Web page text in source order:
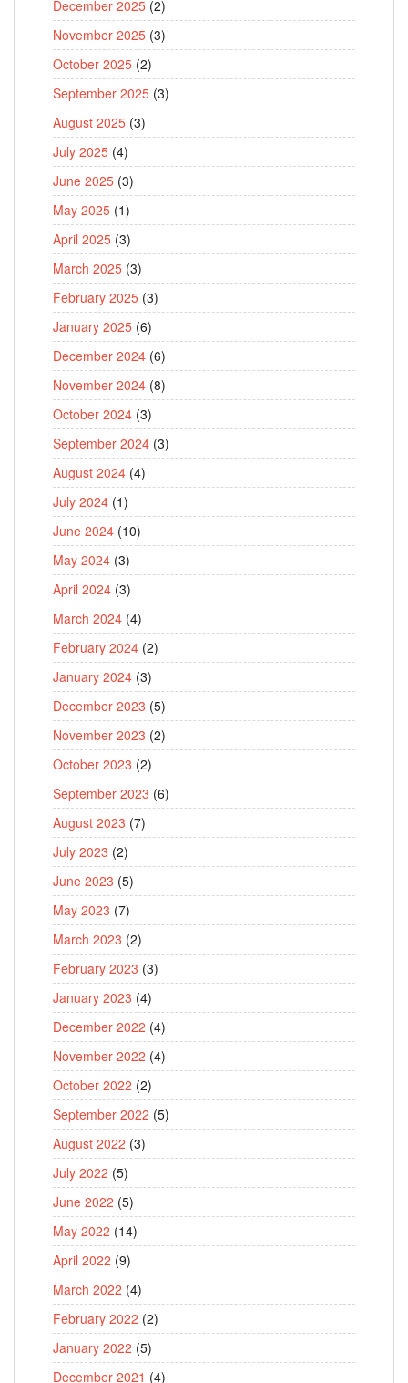
December 2025 (2)
November 2025 (3)
October 2025 (2)
September 2025 (3)
August 2025 (3)
July 2025 (4)
June 2025 (3)
May 2025 (1)
April 2025 (3)
March 2025 (3)
February 2025 (3)
January 2025 (6)
December 2024 (6)
November 2024 (8)
October 2024 (3)
September 2024 (3)
August 2024 (4)
July 2024 (1)
June 2024 (10)
May 2024 (3)
April 2024 (3)
March 2024 (4)
February 2024 (2)
January 2024 (3)
December 2023 (5)
November 2023 (2)
October 2023 (2)
September 2023 (6)
August 2023 (7)
July 2023 (2)
June 2023 (5)
May 2023 (7)
March 2023 (2)
February 2023 (3)
January 2023 (4)
December 2022 (4)
November 2022 (4)
October 2022 (2)
September 2022 (5)
August 2022 (3)
July 2022 (5)
June 2022 (5)
May 2022 (14)
April 2022 (9)
March 2022 (4)
February 2022 (2)
January 2022 (5)
December 2021 (4)